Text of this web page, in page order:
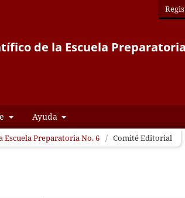
de la Escuela
Ayuda
Escuela Preparatoria No. 6 / Comité Editorial